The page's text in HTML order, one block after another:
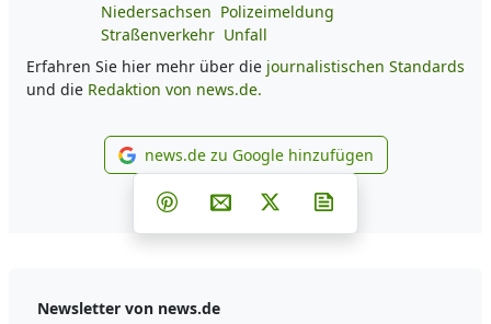
Niedersachsen Polizeimeldung
Straßenverkehr Unfall
Erfahren Sie hier mehr über die journalistischen Standards
und die Redaktion von news.de.
news.de zu Google
news.de zu Google hinzufügen
Teilen auf Facebook
Teilen auf Whatsapp
Teilen auf Telegram
Teilen auf Pinterest
Per E-Mail teilen
Post auf X
Newsletter von news.de